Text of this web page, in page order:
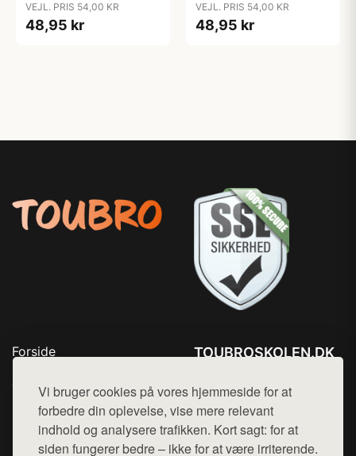
Vi bruger cookies på vores hjemmeside for at
forbedre din oplevelse, vise mere relevant
indhold og analysere trafikken. Kort sagt: for at
siden fungerer bedre – ikke for at være irriterende.
VEJL. PRIS 54,00 KR
48,95 kr
VEJL. PRIS 54,00 KR
48,95 kr
Forside
Top Rabatter
Blog
Kontakt
TOUBROSKOLEN.DK
Mail: hej@want.dk
Cookie- og privatlivspolitik